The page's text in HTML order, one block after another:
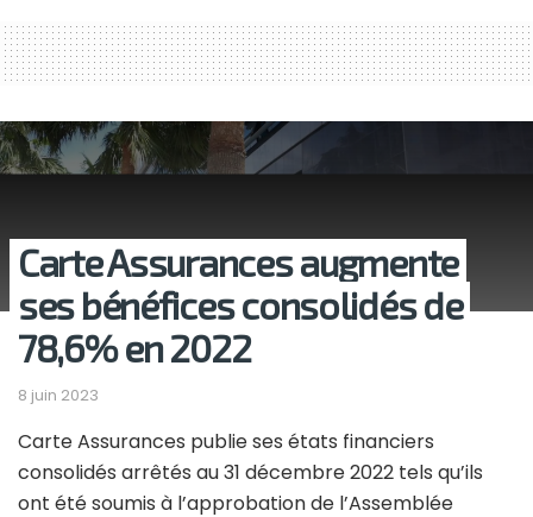
Carte Assurances augmente
ses bénéfices consolidés de
78,6% en 2022
8 juin 2023
Carte Assurances publie ses états financiers
consolidés arrêtés au 31 décembre 2022 tels qu’ils
ont été soumis à l’approbation de l’Assemblée